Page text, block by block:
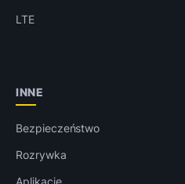
LTE
INNE
Bezpieczeństwo
Rozrywka
Aplikacje